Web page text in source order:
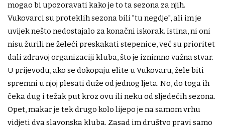
mogao bi upozoravati kako je to ta sezona za njih.
Vukovarci su proteklih sezona bili "tu negdje", ali im je
uvijek nešto nedostajalo za konačni iskorak. Istina, ni oni
nisu žurili ne želeći preskakati stepenice, već su prioritet
dali zdravoj organizaciji kluba, što je iznimno važna stvar.
U prijevodu, ako se dokopaju elite u Vukovaru, žele biti
spremni u njoj plesati duže od jednog ljeta. No, do toga ih
čeka dug i težak put kroz ovu ili neku od sljedećih sezona.
Opet, makar je tek drugo kolo lijepo je na samom vrhu
vidjeti dva slavonska kluba. Zasad im društvo pravi samo